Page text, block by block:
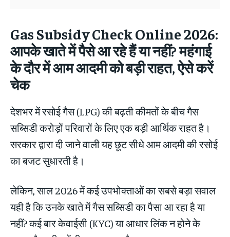
Gas Subsidy Check Online 2026:
आपके खाते में पैसे आ रहे हैं या नहीं?महंगाई
के दौर में आम आदमी को बड़ी राहत,ऐसे करें
चेक
देशभर में रसोई गैस (LPG) की बढ़ती कीमतों के बीच गैस
सब्सिडी करोड़ों परिवारों के लिए एक बड़ी आर्थिक राहत है।
सरकार द्वारा दी जाने वाली यह छूट सीधे आम आदमी की रसोई
का बजट सुधारती है।
लेकिन, साल 2026 में कई उपभोक्ताओं का सबसे बड़ा सवाल
यही है कि उनके खाते में गैस सब्सिडी का पैसा आ रहा है या
नहीं? कई बार केवाईसी (KYC) या आधार लिंक न होने के